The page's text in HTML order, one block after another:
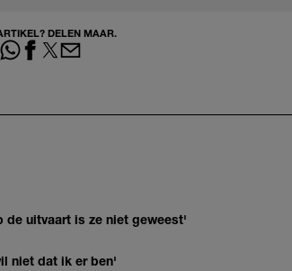
DELEN MAAR.
de uitvaart is ze niet geweest'
niet dat ik er ben'